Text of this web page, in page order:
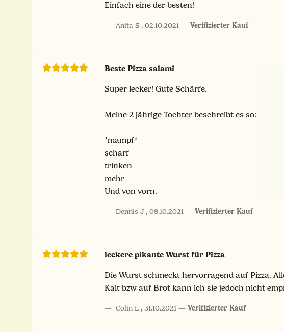
Einfach eine der besten!
Anita S , 02.10.2021 Verifizierter Kauf
Beste Pizza salami
Super lecker! Gute Schärfe.
Meine 2 jährige Tochter beschreibt es so:
*mampf*
scharf
trinken
mehr
Und von vorn.
Dennis J , 08.10.2021 Verifizierter Kauf
leckere pikante Wurst für Pizza
Die Wurst schmeckt hervorragend auf Pizza.
Kalt bzw auf Brot kann ich sie jedoch nicht
Colin L , 31.10.2021 Verifizierter Kauf